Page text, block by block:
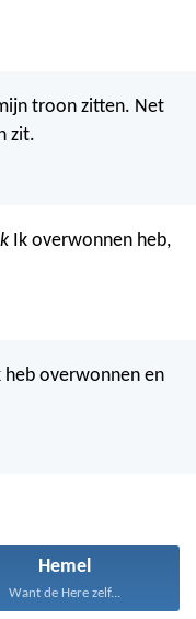
troon zitten. Net
zit.
Ik overwonnen heb,
overwonnen en
Hemel
Want de Here zelf...